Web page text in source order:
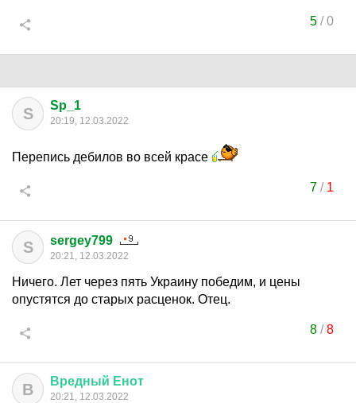
5/0
S Sp_1
20:19, 12.03.2022
Перепись дебилов во всей красе
7/ 1
S sergey799
20:21, 12.03.2022
Ничего. Лет через пять Украину победим, и цены
опустятся до старых расценок. Отец.
8/8
В Вредный Енот
20:21, 12.03.2022